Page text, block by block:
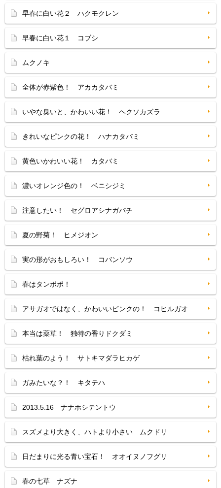
早春に白い花２ ハクモクレン
早春に白い花１ コブシ
ムクノキ
全体が赤紫色！ アカカタバミ
いやな臭いと、かわいい花！ ヘクソカズラ
きれいなピンクの花！ ハナカタバミ
黄色いかわいい花！ カタバミ
濃いオレンジ色の！ ベニシジミ
注意したい！ セグロアシナガバチ
夏の野菊！ ヒメジオン
実の形がおもしろい！ コバンソウ
春はタンポポ！
アサガオではなく、かわいいピンクの！ コヒルガオ
本当は薬草！ 独特の香りドクダミ
枯れ葉のよう！ サトキマダラヒカゲ
ガみたいな？！ キタテハ
2013.5.16 ナナホシテントウ
スズメより大きく、ハトより小さい ムクドリ
日だまりに光る青い宝石！ オオイヌノフグリ
春の七草 ナズナ